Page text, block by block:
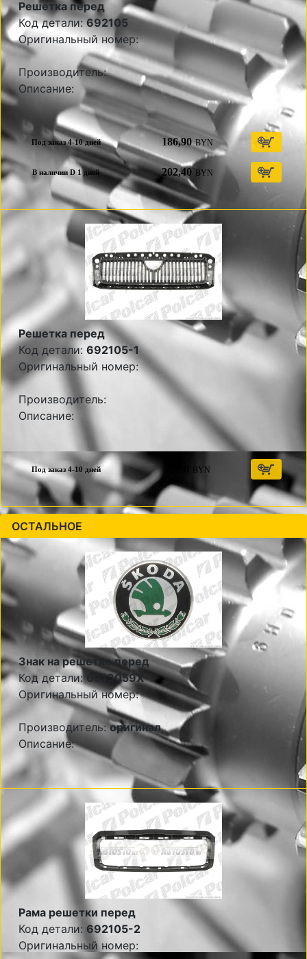
Решетка перед
Код детали:692105
Оригинальный номер:
Производитель:
Описание:
Под заказ 4-10 дней 186,90 BYN
В наличии D 1 дней 202,40 BYN
Решетка перед
Код детали: 692105-1
Оригинальный номер:
Производитель:
Описание:
Под заказ 4-10 дней BYN
ОСТАЛЬНОЕ
Знак на решетке перед
Код детали:6913059X
Оригинальный номер:
Производитель:оригинал
Описание:
Рама решетки перед
Код детали: 692105-2
Оригинальный номер: